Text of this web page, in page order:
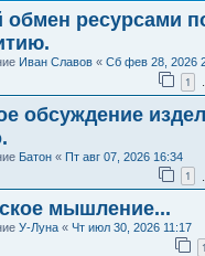
ресурсами
Иван Славов « Сб фев 28, 2026
1
обсуждение
Батон « Пт авг 07, 2026 16:34
1
мышление...
У-Луна « Чт июл 30, 2026 11:17
1